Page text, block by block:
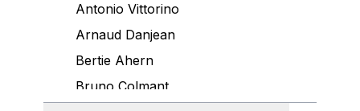
Antonio Vittorino
Arnaud Danjean
Bertie Ahern
Bruno Colmant